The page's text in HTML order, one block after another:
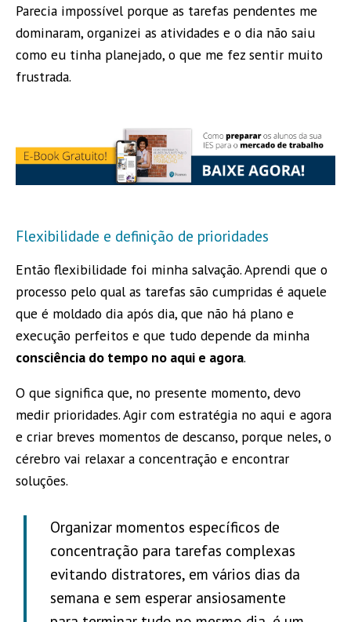
Parecia impossível porque as tarefas pendentes me
dominaram, organizei as atividades e o dia não saiu
como eu tinha planejado, o que me fez sentir muito
frustrada.
Flexibilidade e definição de prioridades
Então flexibilidade foi minha salvação. Aprendi que o
processo pelo qual as tarefas são cumpridas é aquele
que é moldado dia após dia, que não há plano e
execução perfeitos e que tudo depende da minha
consciência do tempo no aqui e agora.
O que significa que, no presente momento, devo
medir prioridades. Agir com estratégia no aqui e agora
e criar breves momentos de descanso, porque neles, o
cérebro vai relaxar a concentração e encontrar
soluções.
Organizar momentos específicos de
concentração para tarefas complexas
evitando distratores, em vários dias da
semana e sem esperar ansiosamente